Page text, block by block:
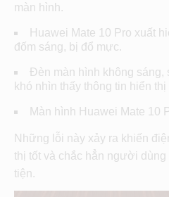
màn hình.
Huawei Mate 10 Pro xuất
đốm sáng, bị đổ mực.
Đèn màn hình không sáng,
khó nhìn thấy thông tin hiển
Màn hình Huawei Mate 10
Những lỗi này xảy ra khiến
thị tốt và chắc hẳn người
tiện.